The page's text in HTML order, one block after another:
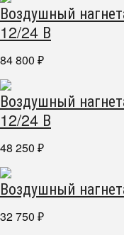
Воздушный
12/24 В
84 800 ₽
Воздушный
12/24 В
48 250 ₽
Воздушный
32 750 ₽